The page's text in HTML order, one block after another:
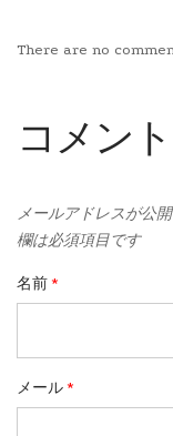
There are no
コメン
メールアドレスが公
欄は必須項目です
名前 *
メール *